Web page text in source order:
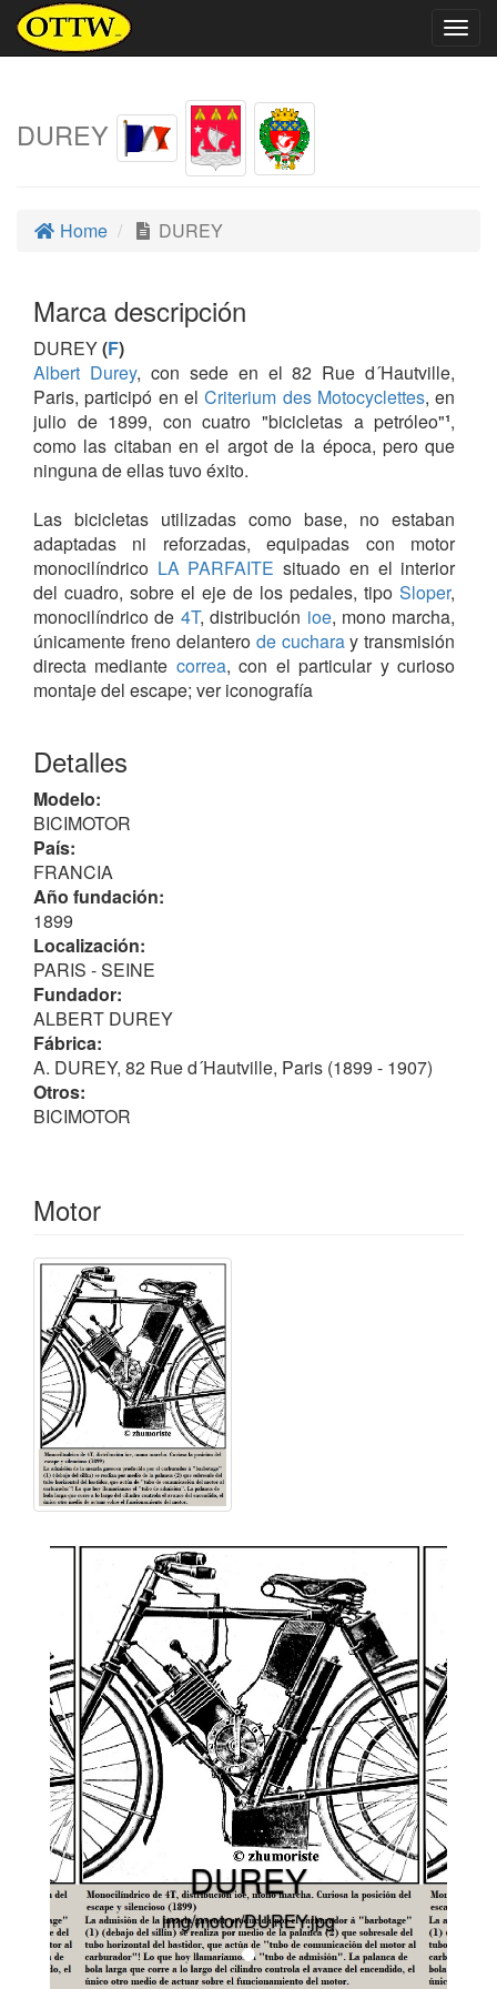
DUREY
Home DUREY
Marca descripción
DUREY(F)
Albert Durey, con sede en el 82 Rue d´Hautville,
Paris, participó en elCriterium des Motocyclettes, en
julio de 1899, con cuatro "bicicletas a petróleo"¹,
como las citaban en el argot de la época, pero que
ninguna de ellas tuvo éxito.
Las bicicletas utilizadas como base, no estaban
adaptadas ni reforzadas, equipadas con motor
monocilíndrico LA PARFAITE situado en el interior
del cuadro, sobre el eje de los pedales, tipoSloper,
monocilíndrico de 4T, distribución ioe, mono marcha,
únicamente freno delantero de cucharay transmisión
directa mediante correa, con el particular y curioso
montaje del escape; ver iconografía
(41.40 kg), Bloomy (41 kg) y Vasseur (42 kg).
Detalles
Modelo:
BICIMOTOR
País:
FRANCIA
Año fundación:
1899
Localización:
PARIS - SEINE
Fundador:
ALBERT DUREY
Fábrica:
A. DUREY, 82 Rue d´Hautville, Paris (1899 - 1907)
Otros:
BICIMOTOR
Motor
DUREY
img/motor/DUREY.jpg